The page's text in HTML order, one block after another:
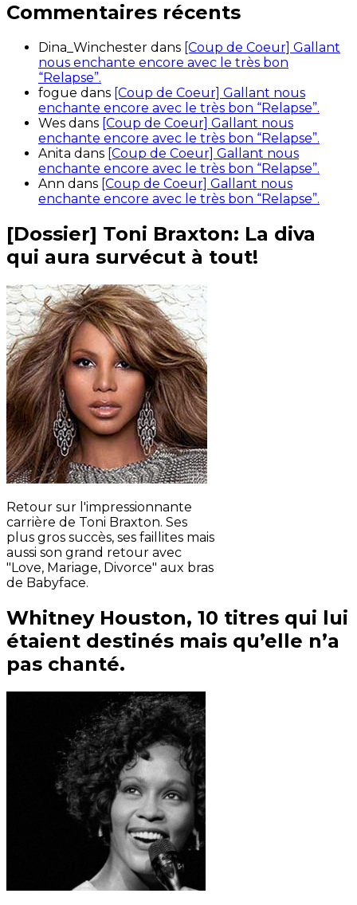
Commentaires récents
Dina_Winchester dans [Coup de Coeur] Gallant
nous enchante encore avec le très bon
“Relapse”.
fogue dans [Coup de Coeur] Gallant nous
enchante encore avec le très bon “Relapse”.
Wes dans [Coup de Coeur] Gallant nous
enchante encore avec le très bon “Relapse”.
Anita dans [Coup de Coeur] Gallant nous
enchante encore avec le très bon “Relapse”.
Ann dans [Coup de Coeur] Gallant nous
enchante encore avec le très bon “Relapse”.
[Dossier] Toni Braxton: La diva
qui aura survécut à tout!
Retour sur l'impressionnante
carrière de Toni Braxton. Ses
plus gros succès, ses faillites mais
aussi son grand retour avec
"Love, Mariage, Divorce" aux bras
de Babyface.
Whitney Houston, 10 titres qui lui
étaient destinés mais qu’elle n’a
pas chanté.